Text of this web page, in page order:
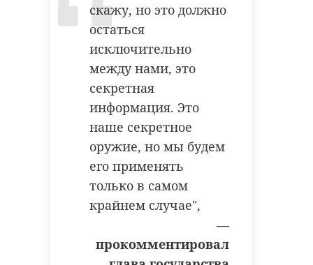
скажу, но это должно
остаться
исключительно
между нами, это
секретная
информация. Это
наше секретное
оружие, но мы будем
его применять
только в самом
крайнем случае",
—
прокомментировал